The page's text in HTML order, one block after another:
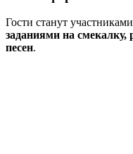
Гости станут
заданиями на смекалку,
песен.